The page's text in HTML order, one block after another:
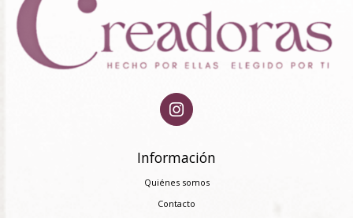
Información
Quiénes somos
Contacto